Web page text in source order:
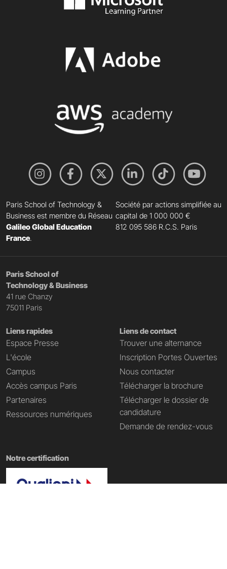
Paris School of Technology &
Business est membre du Réseau
Galileo Global Education
France.
Société par actions simplifiée au
capital de 1 000 000 €
812 095 586 R.C.S. Paris
Paris School of
Technology & Business
41 rue Chanzy
75011 Paris
Liens rapides
Espace Presse
L'école
Campus
Accès campus Paris
Partenaires
Ressources numériques
Liens de contact
Trouver une alternance
Inscription Portes Ouvertes
Nous contacter
Télécharger la brochure
Télécharger le dossier de
candidature
Demande de rendez-vous
Notre certification